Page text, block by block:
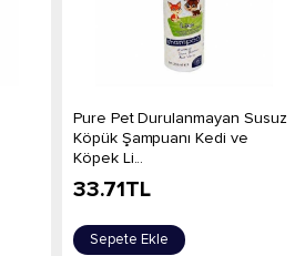
Pure Pet Durulanmayan Susuz
Köpük Şampuanı Kedi ve
Köpek Li...
33.71TL
Sepete Ekle